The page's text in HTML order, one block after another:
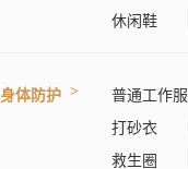
休闲鞋
身体防护 普通工作服
打砂衣
救生圈